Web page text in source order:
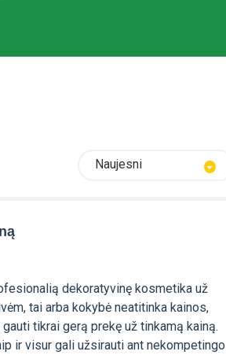
Naujesni
dekoratyvinę kosmetika už
tai arba kokybė neatitinka kainos,
tikrai gerą prekę už tinkamą kainą.
ir visur gali užsirauti ant nekompetingo